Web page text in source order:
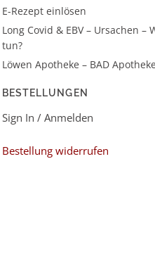
E-Rezept einlösen
Long Covid & EBV – Ursachen –
tun?
Löwen Apotheke – BAD Apotheke
BESTELLUNGEN
Sign In / Anmelden
Bestellung widerrufen